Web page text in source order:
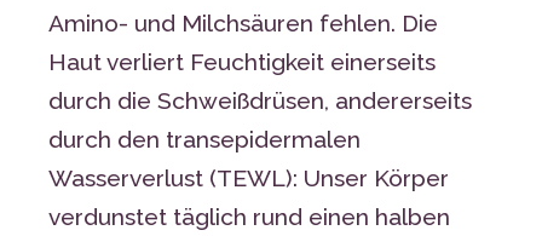
Amino- und Milchsäuren fehlen. Die
Haut verliert Feuchtigkeit einerseits
durch die Schweißdrüsen, andererseits
durch den transepidermalen
Wasserverlust (TEWL): Unser Körper
verdunstet täglich rund einen halben